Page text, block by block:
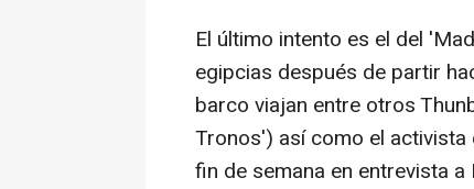
El último intento es el del
egipcias después de partir
barco viajan entre otros
Tronos') así como el activista
fin de semana en entrevista